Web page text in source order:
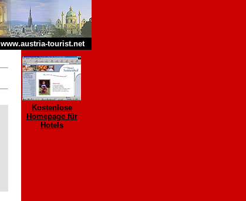
www.austria-tourist.net
Kostenlose
Homepage für
Hotels